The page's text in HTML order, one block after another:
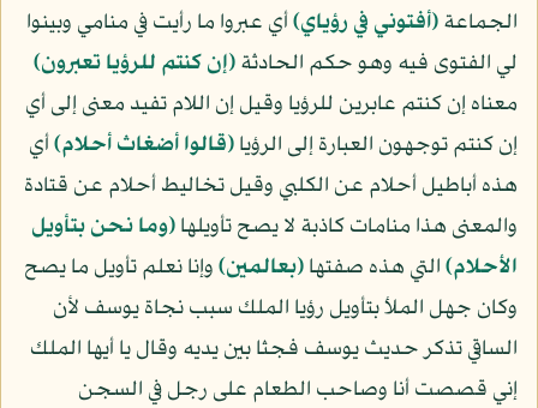
الجماعة﴿أفتوني في رؤياي﴾أي عبروا ما رأيت في منامي وبينوا
لي الفتوى فيه وهو حكم الحادثة﴿إن كنتم للرؤيا تعبرون﴾
معناه إن كنتم عابرين للرؤيا وقيل إن اللام تفيد معنى إلى أي
إن كنتم توجهون العبارة إلى الرؤيا﴿قالوا أضغاث أحلام﴾أي
هذه أباطيل أحلام عن الكلبي وقيل تخاليط أحلام عن قتادة
والمعنى هذا منامات كاذبة لا يصح تأويلها﴿وما نحن بتأويل
الأحلام﴾التي هذه صفتها﴿بعالمين﴾وإنا نعلم تأويل ما يصح
وكان جهل الملأ بتأويل رؤيا الملك سبب نجاة يوسف لأن
الساقي تذكر حديث يوسف فجثا بين يديه وقال يا أيها الملك
إني قصصت أنا وصاحب الطعام على رجل في السجن